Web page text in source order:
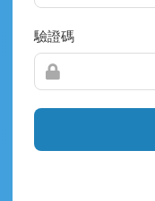
驗證碼